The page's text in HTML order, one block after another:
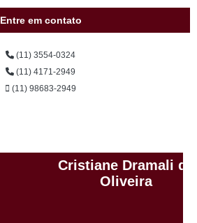
Entre em contato
(11) 3554-0324
(11) 4171-2949
(11) 98683-2949
Cristiane Dramali de